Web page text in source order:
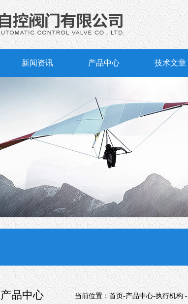
新闻资讯 产品中心 技术文章
产品中心 当前位置：首页-产品中心-执行机构-